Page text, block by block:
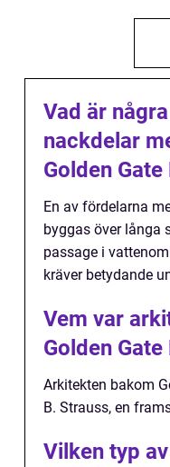
Vad är
nackdelar
Golden Gate
En av fördelarna
byggas över långa
passage i
kräver betydande
Vem var
Golden Gate
Arkitekten bakom
B. Strauss, en
Vilken typ